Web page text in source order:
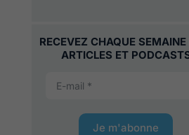
RECEVEZ CHAQUE SEMAINE
ARTICLES ET
Je m'abonne